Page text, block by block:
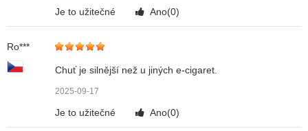
Je to užitečné Ano(0)
Ro***
Chuť je silnější než u jiných e-cigaret.
2025-09-17
Je to užitečné Ano(0)